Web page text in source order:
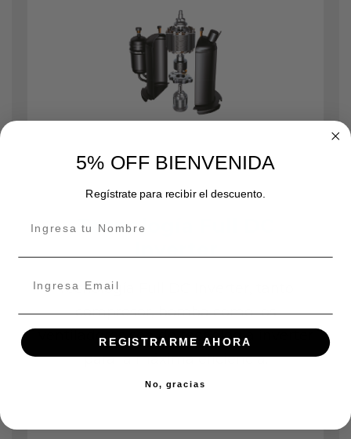
Tecnología Full DC
Tecnología Full DC Inverter, tanto
compresor, bomba como los
ventiladores son de tecnología inverter
para la máxima eficiencia.
5% OFF BIENVENIDA
Regístrate para recibir el descuento.
REGISTRARME AHORA
No, gracias